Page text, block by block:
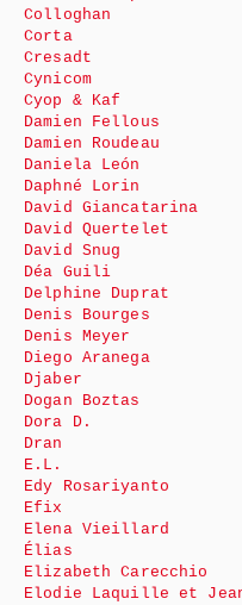
Colloghan
Corta
Cresadt
Cynicom
Cyop & Kaf
Damien Fellous
Damien Roudeau
Daniela León
Daphné Lorin
David Giancatarina
David Quertelet
David Snug
Déa Guili
Delphine Duprat
Denis Bourges
Denis Meyer
Diego Aranega
Djaber
Dogan Boztas
Dora D.
Dran
E.L.
Edy Rosariyanto
Efix
Elena Vieillard
Élias
Elizabeth Carecchio
Elodie Laquille et